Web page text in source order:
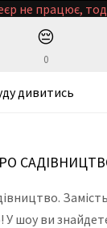
не працює,
😔
0
дивитись
шоу ви